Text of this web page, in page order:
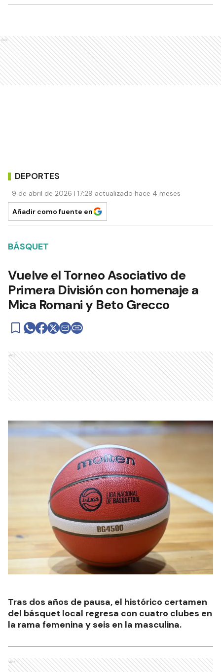
Ads
DEPORTES
9 de abril de 2026 | 17:29 actualizado hace 4 meses
Añadir como fuente en
BÁSQUET
Vuelve el Torneo Asociativo de
Primera División con homenaje a
Mica Romani y Beto Grecco
Ads
Tras dos años de pausa, el histórico certamen
del básquet local regresa con cuatro clubes en
la rama femenina y seis en la masculina.
Ads